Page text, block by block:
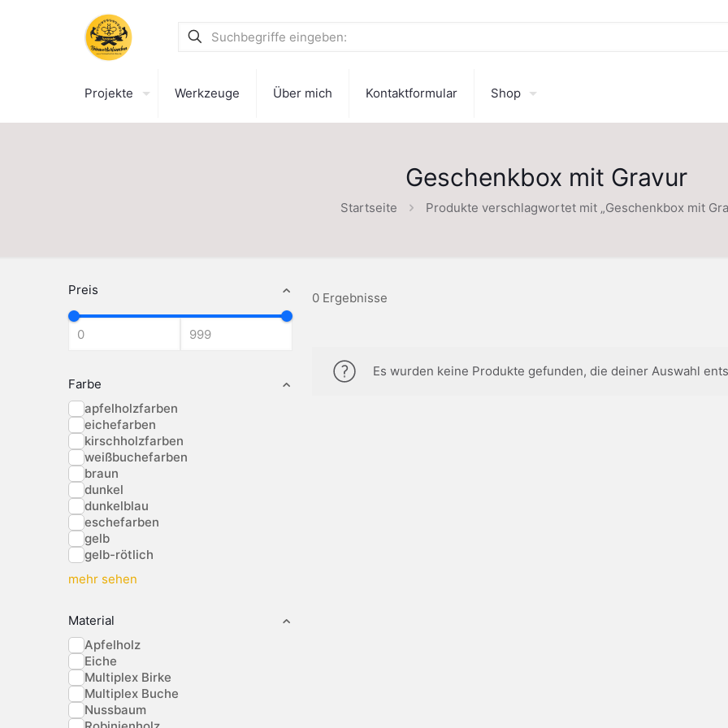
Projekte Werkzeuge Über mich Kontaktformular Shop
Geschenkbox mit Gravur
Startseite Produkte verschlagwortet mit „Geschenkbox mit
Preis
Farbe
apfelholzfarben
eichefarben
kirschholzfarben
weißbuchefarben
braun
dunkel
dunkelblau
eschefarben
gelb
gelb-rötlich
mehr sehen
Material
Apfelholz
Eiche
Multiplex Birke
Multiplex Buche
Nussbaum
0 Ergebnisse
Es wurden keine Produkte gefunden, die deiner Auswahl